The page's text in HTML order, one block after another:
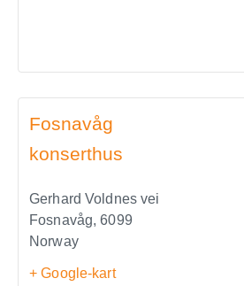
Fosnavåg
konserthus
Gerhard Voldnes vei
Fosnavåg, 6099
Norway
+ Google-kart